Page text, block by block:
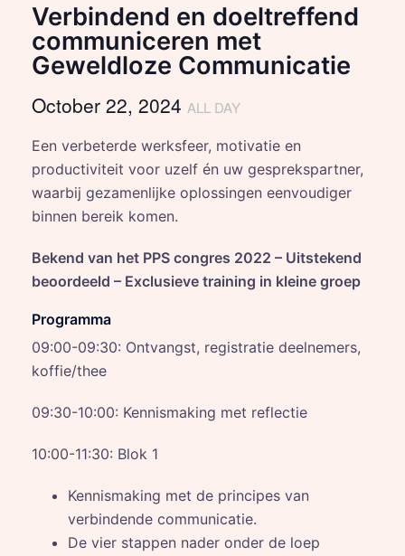
Verbindend en doeltreffend
communiceren met
Geweldloze Communicatie
October 22, 2024 ALL DAY
Een verbeterde werksfeer, motivatie en
productiviteit voor uzelf én uw gesprekspartner,
waarbij gezamenlijke oplossingen eenvoudiger
binnen bereik komen.
Bekend van het PPS congres 2022 – Uitstekend
beoordeeld – Exclusieve training in kleine groep
Programma
09:00-09:30: Ontvangst, registratie deelnemers,
koffie/thee
09:30-10:00: Kennismaking met reflectie
10:00-11:30: Blok 1
Kennismaking met de principes van
verbindende communicatie.
De vier stappen nader onder de loep